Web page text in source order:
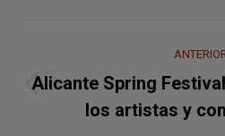
entre
publicaciones
Alicante Spring
los artistas y